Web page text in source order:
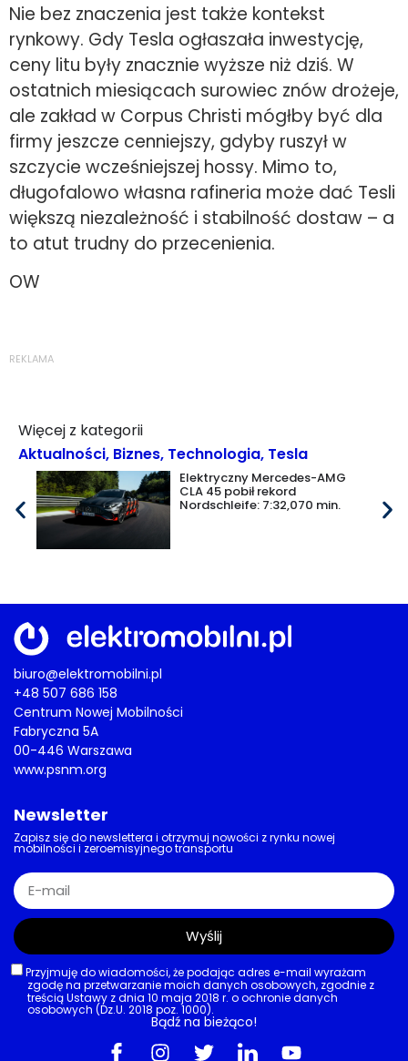
Nie bez znaczenia jest także kontekst
rynkowy. Gdy Tesla ogłaszała inwestycję,
ceny litu były znacznie wyższe niż dziś. W
ostatnich miesiącach surowiec znów drożeje,
ale zakład w Corpus Christi mógłby być dla
firmy jeszcze cenniejszy, gdyby ruszył w
szczycie wcześniejszej hossy. Mimo to,
długofalowo własna rafineria może dać Tesli
większą niezależność i stabilność dostaw – a
to atut trudny do przecenienia.
OW
REKLAMA
Więcej z kategorii
Aktualności, Biznes, Technologia, Tesla
Elektryczny Mercedes-AMG
CLA 45 pobił rekord
Nordschleife: 7:32,070 min.
biuro@elektromobilni.pl
+48 507 686 158
Centrum Nowej Mobilności
Fabryczna 5A
00-446 Warszawa
www.psnm.org
Newsletter
Zapisz się do newslettera i otrzymuj nowości z rynku nowej
mobilności i zeroemisyjnego transportu
Przyjmuję do wiadomości, że podając adres e-mail wyrażam
zgodę na przetwarzanie moich danych osobowych, zgodnie z
treścią Ustawy z dnia 10 maja 2018 r. o ochronie danych
osobowych (Dz.U. 2018 poz. 1000).
Wyślij
Bądź na bieżąco!